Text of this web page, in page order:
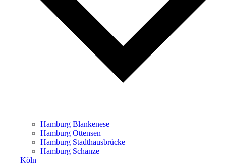
Hamburg Blankenese
Hamburg Ottensen
Hamburg Stadthausbrücke
Hamburg Schanze
Köln